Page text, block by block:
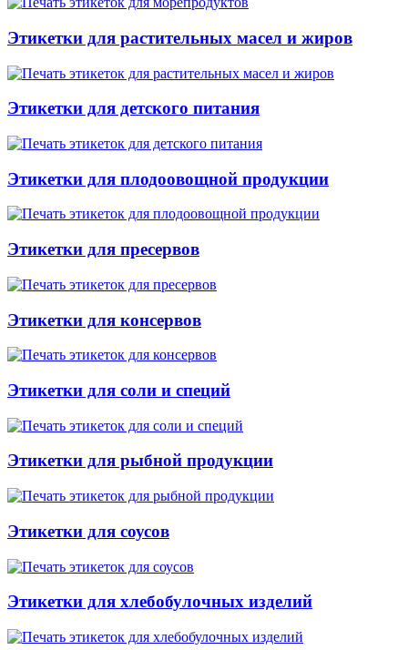
Этикетки для растительных масел и жиров
Этикетки для детского питания
Этикетки для плодоовощной продукции
Этикетки для пресервов
Этикетки для консервов
Этикетки для соли и специй
Этикетки для рыбной продукции
Этикетки для соусов
Этикетки для хлебобулочных изделий